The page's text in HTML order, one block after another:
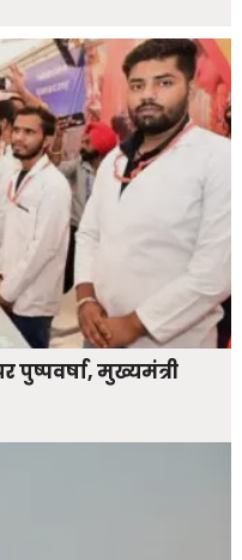
पुष्पवर्षा, मुख्यमंत्री